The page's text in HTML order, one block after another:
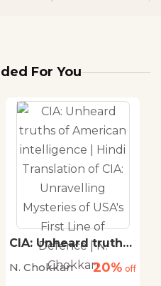
For You
CIA: Unheard truths
intelligence | Hindi
N. Chokkan 20% off